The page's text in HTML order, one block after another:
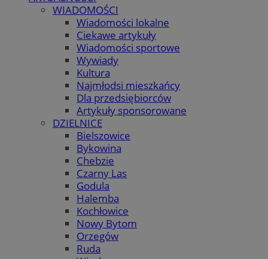
WIADOMOŚCI
Wiadomości lokalne
Ciekawe artykuły
Wiadomości sportowe
Wywiady
Kultura
Najmłodsi mieszkańcy
Dla przedsiębiorców
Artykuły sponsorowane
DZIELNICE
Bielszowice
Bykowina
Chebzie
Czarny Las
Godula
Halemba
Kochłowice
Nowy Bytom
Orzegów
Ruda